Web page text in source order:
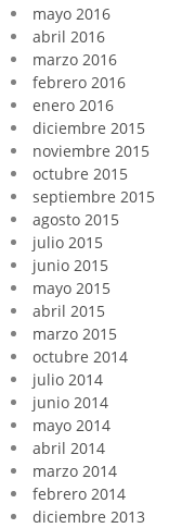
mayo 2016
abril 2016
marzo 2016
febrero 2016
enero 2016
diciembre 2015
noviembre 2015
octubre 2015
septiembre 2015
agosto 2015
julio 2015
junio 2015
mayo 2015
abril 2015
marzo 2015
octubre 2014
julio 2014
junio 2014
mayo 2014
abril 2014
marzo 2014
febrero 2014
diciembre 2013